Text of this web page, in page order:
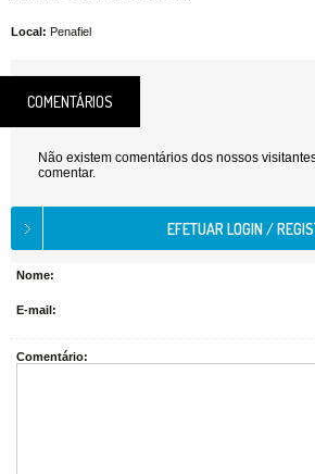
Local: Penafiel
COMENTÁRIOS
Não existem comentários dos nossos
comentar.
Nome:
E-mail:
Comentário: